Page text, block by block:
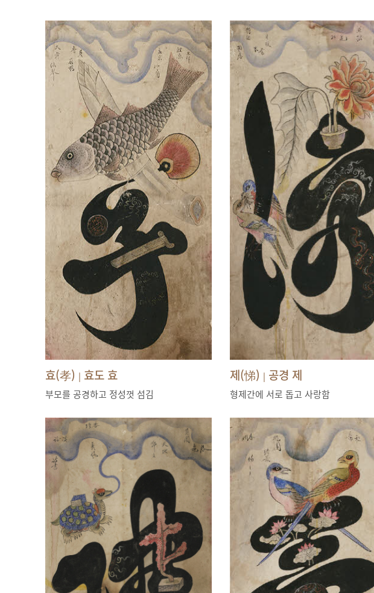
효(孝) | 효도 효
부모를 공경하고 정성껏 섬김
제(悌) | 공경 제
형제간에 서로 돕고 사랑함